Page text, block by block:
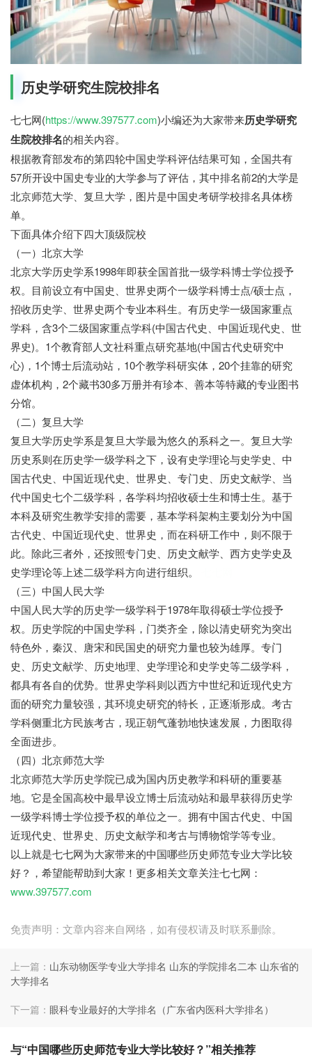
历史学研究生院校排名
七七网(https://www.397577.com)小编还为大家带来历史学研究
生院校排名的相关内容。
根据教育部发布的第四轮中国史学科评估结果可知，全国共有
57所开设中国史专业的大学参与了评估，其中排名前2的大学是
北京师范大学、复旦大学，图片是中国史考研学校排名具体榜
单。
下面具体介绍下四大顶级院校
（一）北京大学
北京大学历史学系1998年即获全国首批一级学科博士学位授予
权。目前设立有中国史、世界史两个一级学科博士点/硕士点，
招收历史学、世界史两个专业本科生。有历史学一级国家重点
学科，含3个二级国家重点学科(中国古代史、中国近现代史、世
界史)。1个教育部人文社科重点研究基地(中国古代史研究中
心)，1个博士后流动站，10个教学科研实体，20个挂靠的研究
虚体机构，2个藏书30多万册并有珍本、善本等特藏的专业图书
分馆。
（二）复旦大学
复旦大学历史学系是复旦大学最为悠久的系科之一。复旦大学
历史系则在历史学一级学科之下，设有史学理论与史学史、中
国古代史、中国近现代史、世界史、专门史、历史文献学、当
代中国史七个二级学科，各学科均招收硕士生和博士生。基于
本科及研究生教学安排的需要，基本学科架构主要划分为中国
古代史、中国近现代史、世界史，而在科研工作中，则不限于
此。除此三者外，还按照专门史、历史文献学、西方史学史及
史学理论等上述二级学科方向进行组织。
（三）中国人民大学
中国人民大学的历史学一级学科于1978年取得硕士学位授予
权。历史学院的中国史学科，门类齐全，除以清史研究为突出
特色外，秦汉、唐宋和民国史的研究力量也较为雄厚。专门
史、历史文献学、历史地理、史学理论和史学史等二级学科，
都具有各自的优势。世界史学科则以西方中世纪和近现代史方
面的研究力量较强，其环境史研究的特长，正逐渐形成。考古
学科侧重北方民族考古，现正朝气蓬勃地快速发展，力图取得
全面进步。
（四）北京师范大学
北京师范大学历史学院已成为国内历史教学和科研的重要基
地。它是全国高校中最早设立博士后流动站和最早获得历史学
一级学科博士学位授予权的单位之一。拥有中国古代史、中国
近现代史、世界史、历史文献学和考古与博物馆学等专业。
以上就是七七网为大家带来的中国哪些历史师范专业大学比较
好？，希望能帮助到大家！更多相关文章关注七七网：
www.397577.com
免责声明：文章内容来自网络，如有侵权请及时联系删除。
上一篇： 山东动物医学专业大学排名 山东的学院排名二本 山东省的
大学排名
下一篇： 眼科专业最好的大学排名（广东省内医科大学排名）
与“中国哪些历史师范专业大学比较好？”相关推荐